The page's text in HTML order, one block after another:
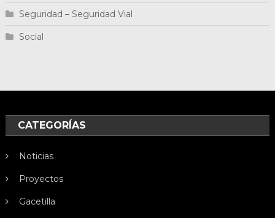
Seguridad – Seguridad Vial
Social
CATEGORÍAS
Noticias
Proyectos
Gacetilla